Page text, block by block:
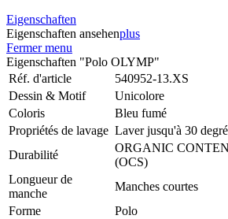
Eigenschaften
Eigenschaften ansehenplus
Fermer menu
Eigenschaften "Polo OLYMP"
Réf. d'article
540952-13.XS
Dessin & Motif
Unicolore
Coloris
Bleu fumé
Propriétés de lavage Laver jusqu'à 30
Durabilité
ORGANIC
(OCS)
Longueur de
manche
Manches courtes
Forme
Polo